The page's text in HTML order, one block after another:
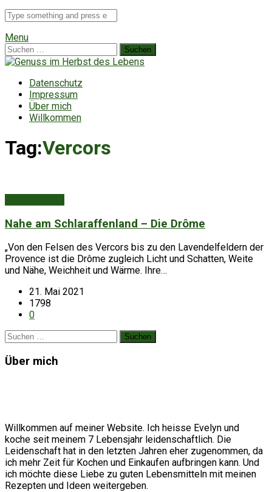
Suche
für
Menu
Suchen
nach:
Datenschutz
Impressum
Über mich
Willkommen
Tag:Vercors
Nahe am Schlaraffenland – Die Drôme
„Von den Felsen des Vercors bis zu den Lavendelfeldern der
Provence ist die Drôme zugleich Licht und Schatten, Weite
und Nähe, Weichheit und Wärme. Ihre…
21. Mai 2021
1798
0
Suchen
Über mich
Willkommen auf meiner Website. Ich heisse Evelyn und
koche seit meinem 7 Lebensjahr leidenschaftlich. Die
Leidenschaft hat in den letzten Jahren eher zugenommen, da
ich mehr Zeit für Kochen und Einkaufen aufbringen kann. Und
ich möchte diese Liebe zu guten Lebensmitteln mit meinen
Rezepten und Ideen weitergeben.